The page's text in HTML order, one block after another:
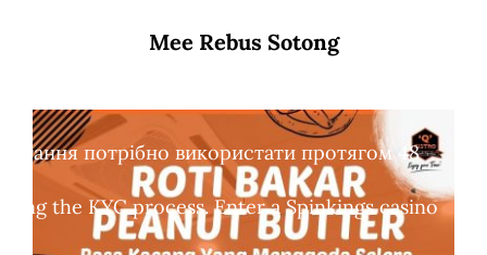
Mee Rebus Sotong
потрібно використати протягом 48
the KYC process. Enter a Spinkings casino